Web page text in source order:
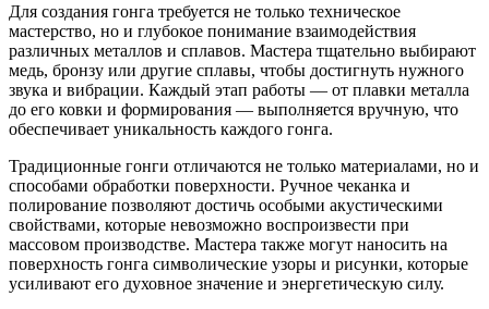
Для создания гонга требуется не только техническое
мастерство, но и глубокое понимание взаимодействия
различных металлов и сплавов. Мастера тщательно выбирают
медь, бронзу или другие сплавы, чтобы достигнуть нужного
звука и вибрации. Каждый этап работы — от плавки металла
до его ковки и формирования — выполняется вручную, что
обеспечивает уникальность каждого гонга.
Традиционные гонги отличаются не только материалами, но и
способами обработки поверхности. Ручное чеканка и
полирование позволяют достичь особыми акустическими
свойствами, которые невозможно воспроизвести при
массовом производстве. Мастера также могут наносить на
поверхность гонга символические узоры и рисунки, которые
усиливают его духовное значение и энергетическую силу.